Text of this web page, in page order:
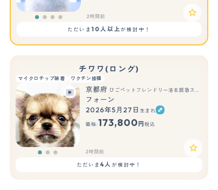
2時間前
ただいま 10人以上が検討中！
チワワ(ロング)
マイクロチップ装着 ワクチン接種
もっと見る
京都府 ひごペットフレンドリー洛北阪急スクエア店
フォーン
2026年5月27日 生まれ
価格:173,800 円 税込
2時間前
ただいま4人 が検討中！